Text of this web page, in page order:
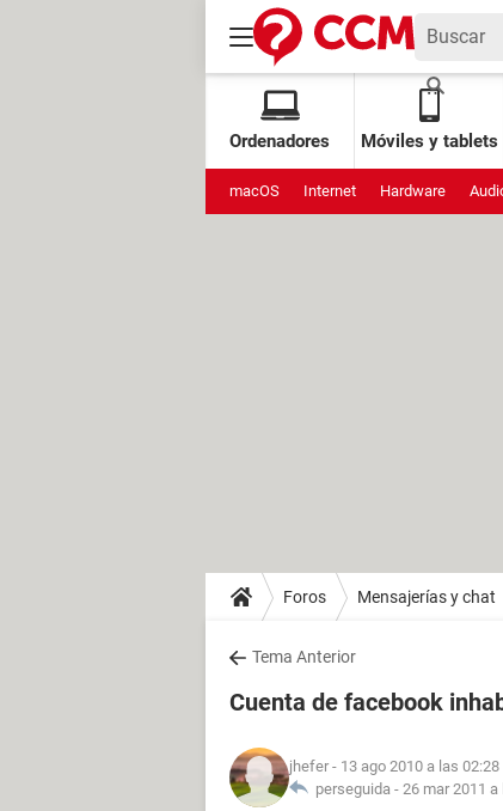
Ordenadores Móviles y tablets
macOS Internet Hardware
Foros Mensajerías y chat
Tema Anterior
Cuenta de facebook
jhefer - 13 ago 2010 a las 02:28
perseguida - 26 mar 2011 a